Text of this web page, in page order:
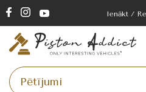
Ienākt /